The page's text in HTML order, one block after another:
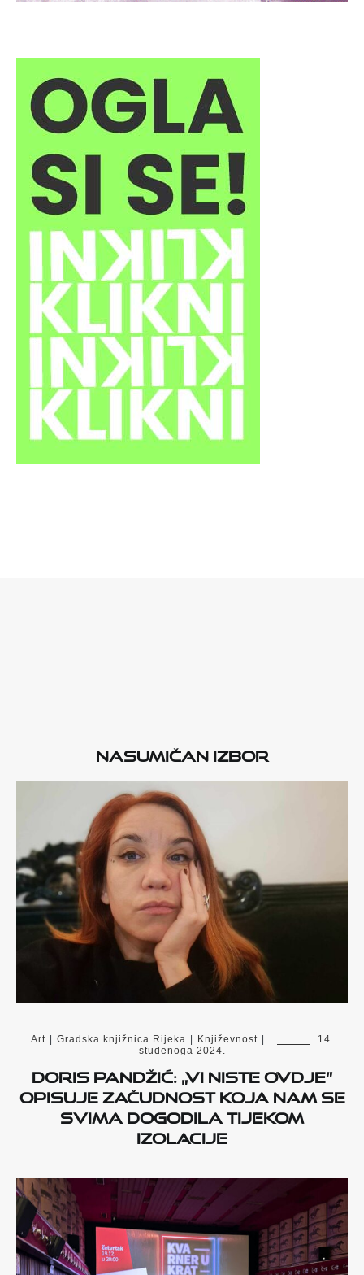
Nasumičan izbor
Art Gradska knjižnica Rijeka Književnost
14.
studenoga 2024.
Doris Pandžić: „Vi niste ovdje”
opisuje začudnost koja nam se
svima dogodila tijekom
izolacije